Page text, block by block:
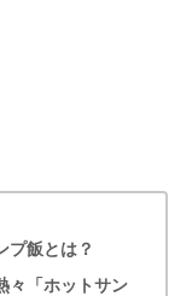
プ飯とは？
々「ホットサン